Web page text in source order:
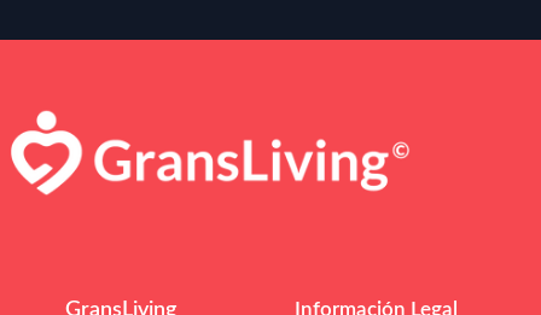
GransLiving Información Legal